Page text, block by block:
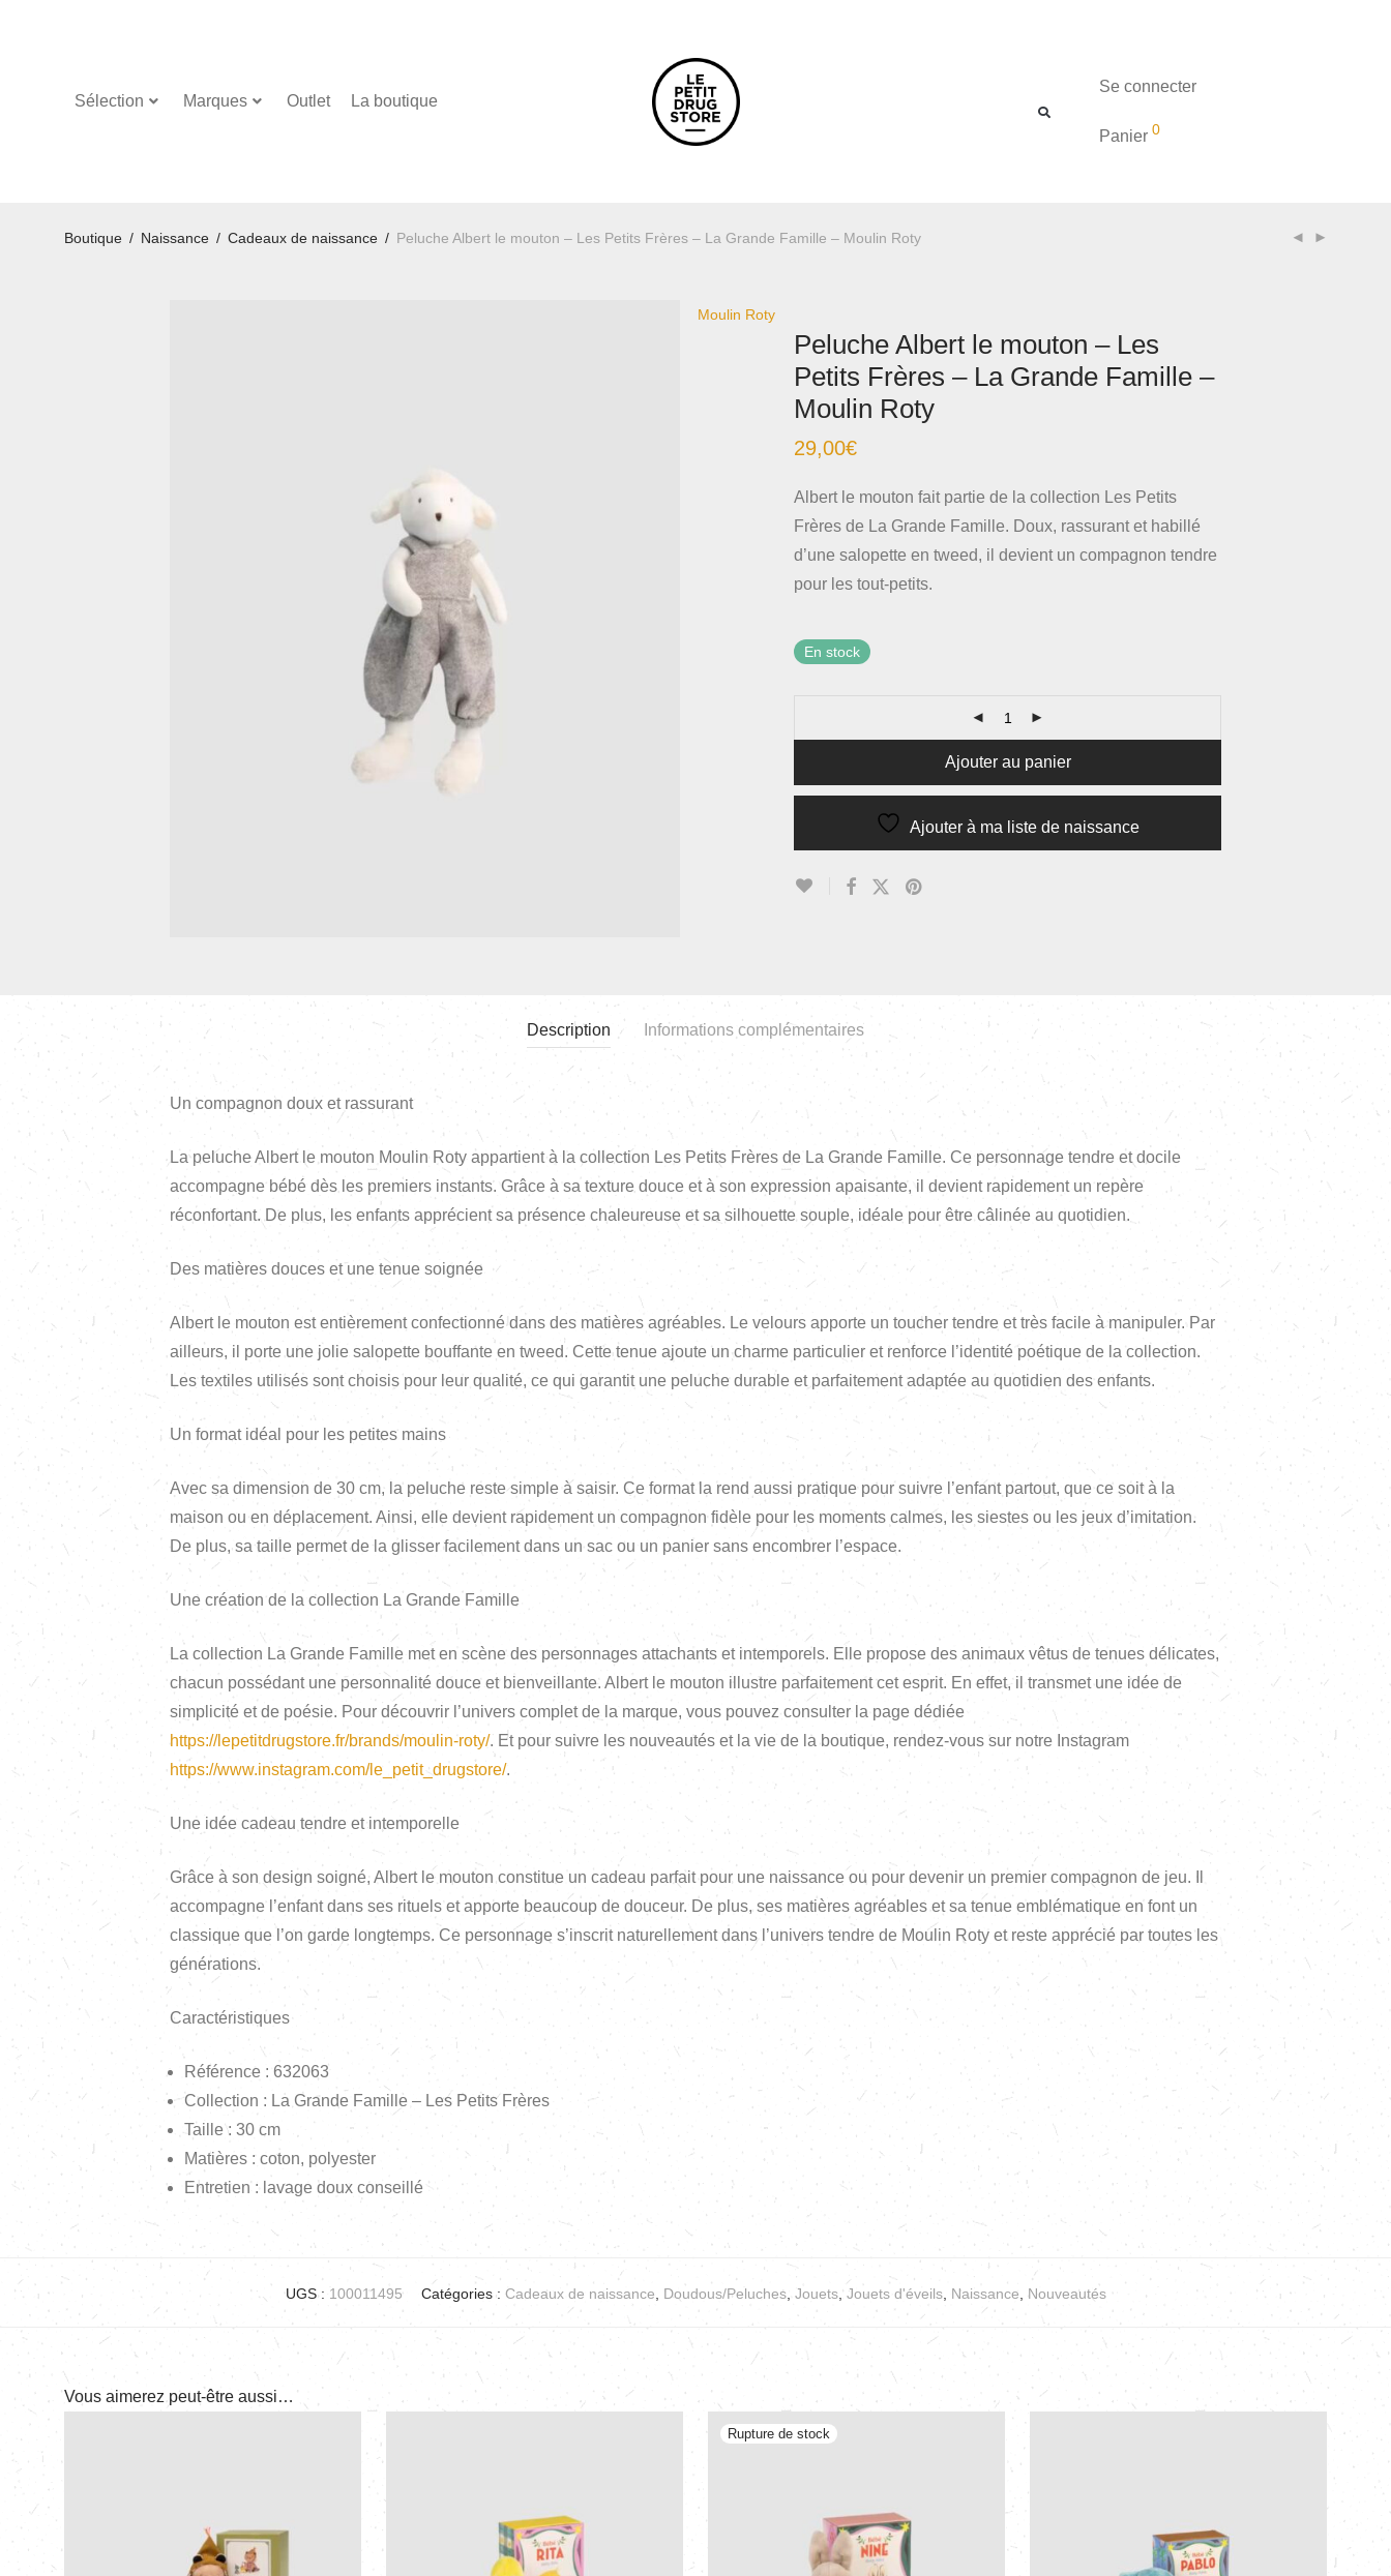
Sélection Marques Outlet La boutique
Se connecter
Panier 0
Boutique / Naissance / Cadeaux de naissance / Peluche Albert le mouton – Les Petits Frères – La Grande Famille – Moulin Roty
Moulin Roty
Peluche Albert le mouton – Les
Petits Frères – La Grande Famille –
Moulin Roty
29,00€
Albert le mouton fait partie de la collection Les Petits
Frères de La Grande Famille. Doux, rassurant et habillé
d’une salopette en tweed, il devient un compagnon tendre
pour les tout-petits.
En stock
Ajouter au panier
Ajouter à ma liste de naissance
Description Informations complémentaires
Un compagnon doux et rassurant
La peluche Albert le mouton Moulin Roty appartient à la collection Les Petits Frères de La Grande Famille. Ce personnage tendre et docile
accompagne bébé dès les premiers instants. Grâce à sa texture douce et à son expression apaisante, il devient rapidement un repère
réconfortant. De plus, les enfants apprécient sa présence chaleureuse et sa silhouette souple, idéale pour être câlinée au quotidien.
Des matières douces et une tenue soignée
Albert le mouton est entièrement confectionné dans des matières agréables. Le velours apporte un toucher tendre et très facile à manipuler. Par
ailleurs, il porte une jolie salopette bouffante en tweed. Cette tenue ajoute un charme particulier et renforce l’identité poétique de la collection.
Les textiles utilisés sont choisis pour leur qualité, ce qui garantit une peluche durable et parfaitement adaptée au quotidien des enfants.
Un format idéal pour les petites mains
Avec sa dimension de 30 cm, la peluche reste simple à saisir. Ce format la rend aussi pratique pour suivre l’enfant partout, que ce soit à la
maison ou en déplacement. Ainsi, elle devient rapidement un compagnon fidèle pour les moments calmes, les siestes ou les jeux d’imitation.
De plus, sa taille permet de la glisser facilement dans un sac ou un panier sans encombrer l’espace.
Une création de la collection La Grande Famille
La collection La Grande Famille met en scène des personnages attachants et intemporels. Elle propose des animaux vêtus de tenues délicates,
chacun possédant une personnalité douce et bienveillante. Albert le mouton illustre parfaitement cet esprit. En effet, il transmet une idée de
simplicité et de poésie. Pour découvrir l’univers complet de la marque, vous pouvez consulter la page dédiée
https://lepetitdrugstore.fr/brands/moulin-roty/. Et pour suivre les nouveautés et la vie de la boutique, rendez-vous sur notre Instagram
https://www.instagram.com/le_petit_drugstore/.
Une idée cadeau tendre et intemporelle
Grâce à son design soigné, Albert le mouton constitue un cadeau parfait pour une naissance ou pour devenir un premier compagnon de jeu. Il
accompagne l’enfant dans ses rituels et apporte beaucoup de douceur. De plus, ses matières agréables et sa tenue emblématique en font un
classique que l’on garde longtemps. Ce personnage s’inscrit naturellement dans l’univers tendre de Moulin Roty et reste apprécié par toutes les
générations.
Caractéristiques
Référence : 632063
Collection : La Grande Famille – Les Petits Frères
Taille : 30 cm
Matières : coton, polyester
Entretien : lavage doux conseillé
UGS : 100011495 Catégories : Cadeaux de naissance, Doudous/Peluches, Jouets, Jouets d'éveils, Naissance, Nouveautés
Vous aimerez peut-être aussi…